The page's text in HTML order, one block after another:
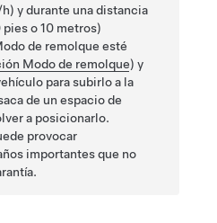
h) y durante una distancia
pies o 10 metros)
de remolque esté
Modo de remolque) y
para subirlo a la
de un espacio de
a posicionarlo.
provocar
importantes que no